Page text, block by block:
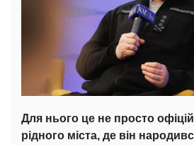
Для нього це не просто
рідного міста, де він